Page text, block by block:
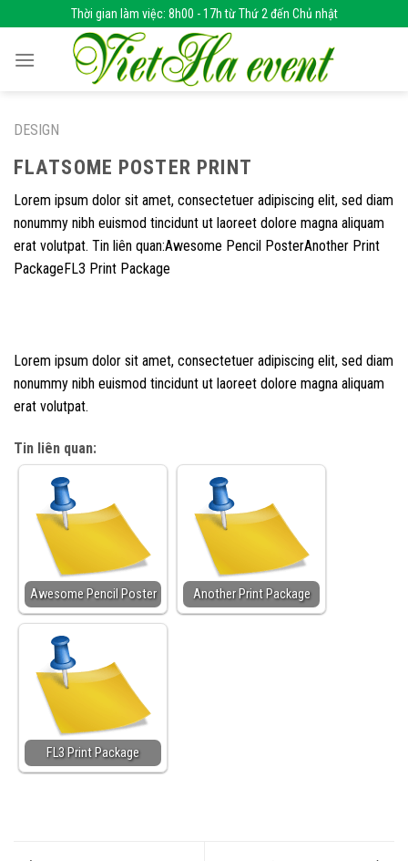
to
content
Thời gian làm việc: 8h00 - 17h từ Thứ 2 đến Chủ nhật
DESIGN
FLATSOME POSTER PRINT
Lorem ipsum dolor sit amet, consectetuer adipiscing elit, sed diam
nonummy nibh euismod tincidunt ut laoreet dolore magna aliquam
erat volutpat. Tin liên quan:Awesome Pencil PosterAnother Print
PackageFL3 Print Package
Lorem ipsum dolor sit amet, consectetuer adipiscing elit, sed diam
nonummy nibh euismod tincidunt ut laoreet dolore magna aliquam
erat volutpat.
Tin liên quan:
Awesome Pencil Poster Another Print Package
FL3 Print Package